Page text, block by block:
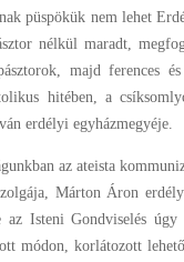
püspökük nem lehet
nélkül maradt,
majd ferences
hitében, a
erdélyi egyházmegyéje.
az ateista
Márton Áron
Isteni Gondviselés
módon, korlátozott